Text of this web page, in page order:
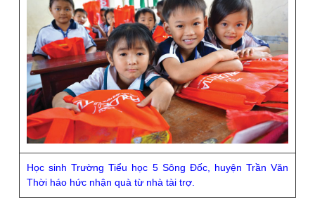
Học sinh Trường Tiểu học 5 Sông Đốc, huyện Trần Văn
Thời háo hức nhận quà từ nhà tài trợ.